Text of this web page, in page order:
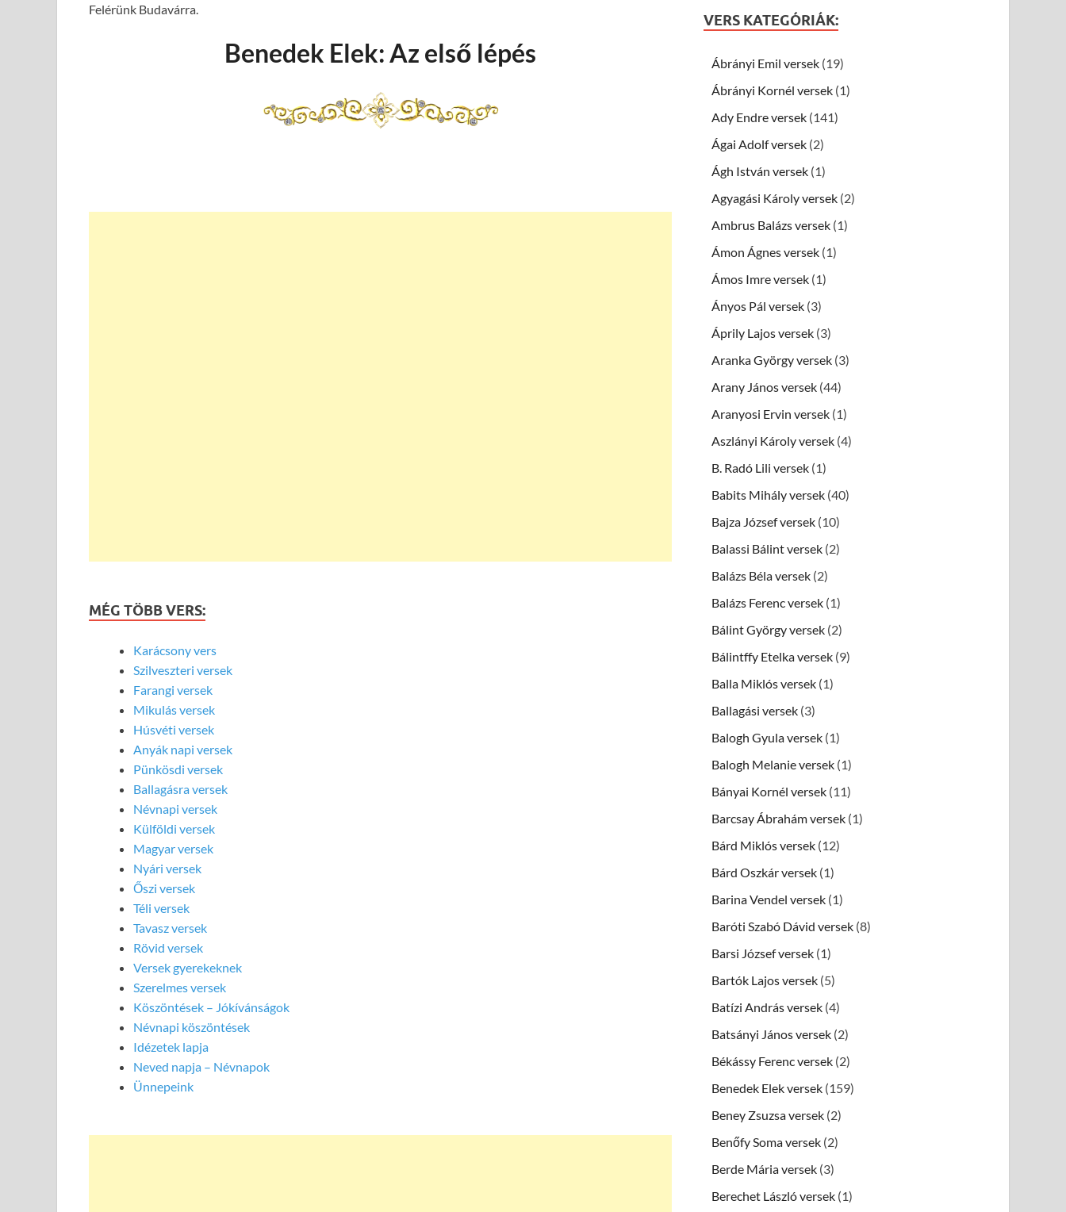
Felérünk Budavárra.
Benedek Elek: Az első lépés
MÉG TÖBB VERS:
Karácsony vers
Szilveszteri versek
Farangi versek
Mikulás versek
Húsvéti versek
Anyák napi versek
Pünkösdi versek
Ballagásra versek
Névnapi versek
Külföldi versek
Magyar versek
Nyári versek
Őszi versek
Téli versek
Tavasz versek
Rövid versek
Versek gyerekeknek
Szerelmes versek
Köszöntések – Jókívánságok
Névnapi köszöntések
Idézetek lapja
Neved napja – Névnapok
Ünnepeink
VERS KATEGÓRIÁK:
Ábrányi Emil versek (19)
Ábrányi Kornél versek (1)
Ady Endre versek (141)
Ágai Adolf versek (2)
Ágh István versek (1)
Agyagási Károly versek (2)
Ambrus Balázs versek (1)
Ámon Ágnes versek (1)
Ámos Imre versek (1)
Ányos Pál versek (3)
Áprily Lajos versek (3)
Aranka György versek (3)
Arany János versek (44)
Aranyosi Ervin versek (1)
Aszlányi Károly versek (4)
B. Radó Lili versek (1)
Babits Mihály versek (40)
Bajza József versek (10)
Balassi Bálint versek (2)
Balázs Béla versek (2)
Balázs Ferenc versek (1)
Bálint György versek (2)
Bálintffy Etelka versek (9)
Balla Miklós versek (1)
Ballagási versek (3)
Balogh Gyula versek (1)
Balogh Melanie versek (1)
Bányai Kornél versek (11)
Barcsay Ábrahám versek (1)
Bárd Miklós versek (12)
Bárd Oszkár versek (1)
Barina Vendel versek (1)
Baróti Szabó Dávid versek (8)
Barsi József versek (1)
Bartók Lajos versek (5)
Batízi András versek (4)
Batsányi János versek (2)
Békássy Ferenc versek (2)
Benedek Elek versek (159)
Beney Zsuzsa versek (2)
Benőfy Soma versek (2)
Berde Mária versek (3)
Berechet László versek (1)